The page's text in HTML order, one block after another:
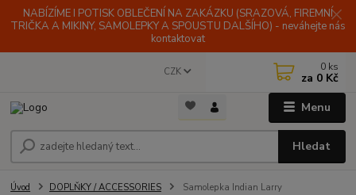
NABÍZÍME I POTISK OBLEČENÍ NA ZAKÁZKU (SRAZOVÁ, FIREMNÍ
TRIČKA A MIKINY, SAMOLEPKY A SPOUSTU DALŠÍHO) - neváhejte nás
kontaktovat
Menu
CZK
Hledat
0 ks
za 0 Kč
Úvod DOPLŇKY / ACCESSORIES Samolepka Indian Larry